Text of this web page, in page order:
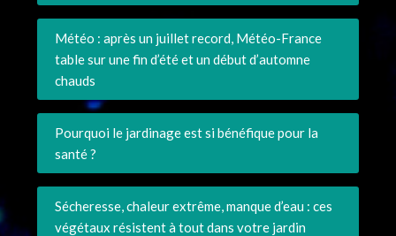
Météo : après un juillet record, Météo-France
table sur une fin d’été et un début d’automne
chauds
Pourquoi le jardinage est si bénéfique pour la
santé ?
Sécheresse, chaleur extrême, manque d’eau : ces
végétaux résistent à tout dans votre jardin